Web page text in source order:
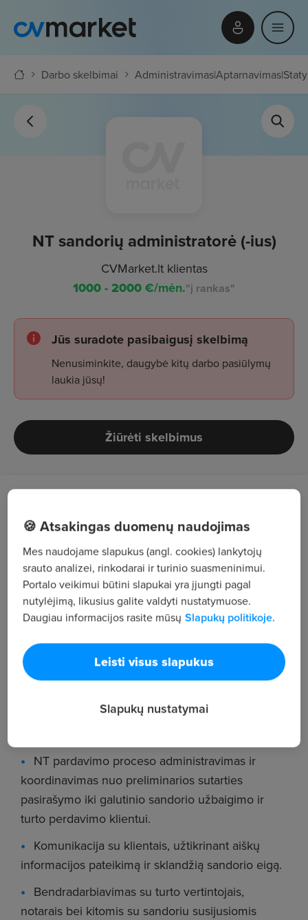
Darbo skelbimai Administravimas|Aptarnavimas|
NT sandorių administratorė (-ius)
CVMarket.lt klientas
1000 - 2000€/mėn."į rankas"
Jūs suradote pasibaigusį skelbimą
Nenusiminkite, daugybė kitų darbo pasiūlymų
laukia jūsų!
Žiūrėti skelbimus
Ieškome atsakingos (-o) ir kruopščios (-aus) NT
sandorių administratorės (-iaus), kuri (-is) užtikrintų
sklandų nekilnojamojo turto pardavimo proceso
administravimą nuo preliminarios sutarties
pasirašymo iki galutinio sandorio užbaigimo ir
Tai pozicija žmogui, kuris vertina struktūrą,
klientais bei institucijomis.
NT pardavimo proceso administravimas ir
koordinavimas nuo preliminarios sutarties
pasirašymo iki galutinio sandorio užbaigimo ir
turto perdavimo klientui.
Komunikacija su klientais, užtikrinant aiškų
informacijos pateikimą ir sklandžią sandorio eigą.
Bendradarbiavimas su turto vertintojais,
notarais bei kitomis su sandoriu susijusiomis
🍪 Atsakingas duomenų naudojimas
Mes naudojame slapukus (angl. cookies) lankytojų
srauto analizei, rinkodarai ir turinio suasmeninimui.
Portalo veikimui būtini slapukai yra įjungti pagal
nutylėjimą, likusius galite valdyti nustatymuose.
Daugiau informacijos rasite mūsų Slapukų politikoje.
Leisti visus slapukus
Slapukų nustatymai